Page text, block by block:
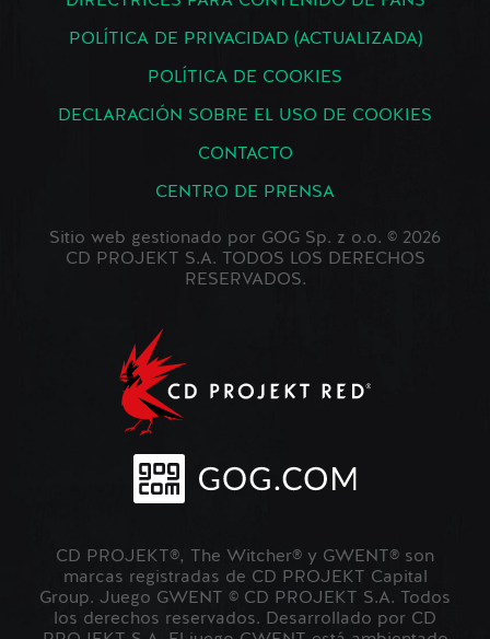
POLÍTICA DE PRIVACIDAD (ACTUALIZADA)
POLÍTICA DE COOKIES
DECLARACIÓN SOBRE EL USO DE COOKIES
CONTACTO
CENTRO DE PRENSA
Sitio web gestionado por GOG Sp. z o.o. © 2026
CD PROJEKT S.A. TODOS LOS DERECHOS
RESERVADOS.
CD PROJEKT®, The Witcher® y GWENT® son
marcas registradas de CD PROJEKT Capital
Group. Juego GWENT © CD PROJEKT S.A. Todos
los derechos reservados. Desarrollado por CD